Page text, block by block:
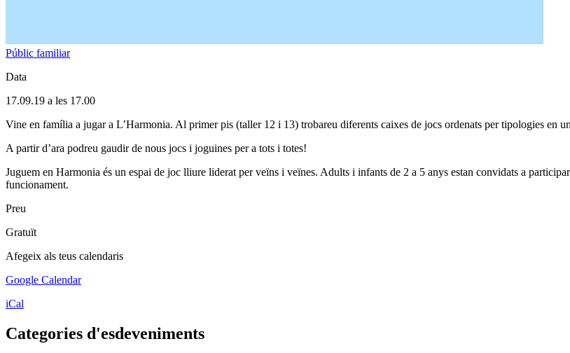
Públic familiar
Data
17.09.19 a les 17.00
Vine en família a jugar a L’Harmonia. Al primer pis (taller 12 i 13) trobareu diferents caixes de jocs ordenats per tipologies en
A partir d’ara podreu gaudir de nous jocs i joguines per a tots i totes!
Juguem en Harmonia és un espai de joc lliure liderat per veïns i veïnes. Adults i infants de 2 a 5 anys estan convidats a
funcionament.
Preu
Gratuït
Afegeix als teus calendaris
Google Calendar
iCal
Categories d'esdeveniments